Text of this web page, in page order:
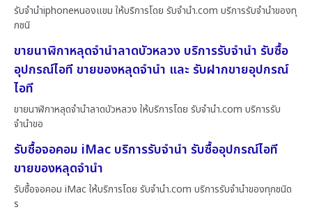
รับจำนำiphoneหนองแขม ให้บริการโดย รับจํานํา.com บริการรับจำนำของทุ
กชนิ
ขายนาฬิกาหลุดจำนำลาดบัวหลวง บริการรับจำนำ รับซื้อ
อุปกรณ์ไอที ขายของหลุดจำนำ และ รับฝากขายอุปกรณ์
ไอที
ขายนาฬิกาหลุดจำนำลาดบัวหลวง ให้บริการโดย รับจํานํา.com บริการรับ
จำนำขอ
รับซื้อจอคอม iMac บริการรับจำนำ รับซื้ออุปกรณ์ไอที
ขายของหลุดจำนำ
รับซื้อจอคอม iMac ให้บริการโดย รับจํานํา.com บริการรับจำนำของทุกชนิด
ร